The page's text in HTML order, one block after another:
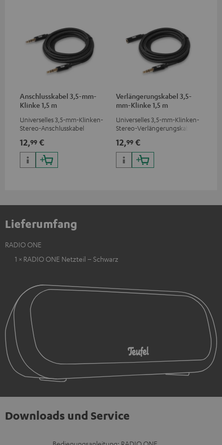
Anschlusskabel 3,5-mm-
Klinke 1,5 m
Universelles 3,5-mm-Klinken-
Stereo-Anschlusskabel
12,99 €
Verlängerungskabel 3,5-
mm-Klinke 1,5 m
Universelles 3,5-mm-Klinken-
Stereo-Verlängerungskabel
12,99 €
Lieferumfang
RADIO ONE
1 × RADIO ONE Netzteil – Schwarz
Downloads und Service